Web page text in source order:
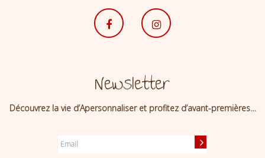
Newsletter
Découvrez la vie d’Apersonnaliser et profitez d’avant-premières…